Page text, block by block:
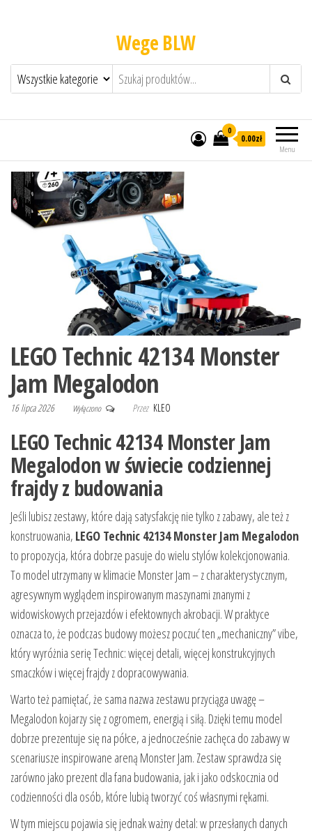
Wege BLW
Menu
0
0.00zł
LEGO Technic 42134 Monster
Jam Megalodon
16 lipca 2026 Wyłączono Przez KLEO
LEGO Technic 42134 Monster Jam
Megalodon w świecie codziennej
frajdy z budowania
Jeśli lubisz zestawy, które dają satysfakcję nie tylko z zabawy, ale też z
konstruowania, LEGO Technic 42134 Monster Jam Megalodon
to propozycja, która dobrze pasuje do wielu stylów kolekcjonowania.
To model utrzymany w klimacie Monster Jam – z charakterystycznym,
agresywnym wyglądem inspirowanym maszynami znanymi z
widowiskowych przejazdów i efektownych akrobacji. W praktyce
oznacza to, że podczas budowy możesz poczuć ten „mechaniczny” vibe,
który wyróżnia serię Technic: więcej detali, więcej konstrukcyjnych
smaczków i więcej frajdy z dopracowywania.
Warto też pamiętać, że sama nazwa zestawu przyciąga uwagę –
Megalodon kojarzy się z ogromem, energią i siłą. Dzięki temu model
dobrze prezentuje się na półce, a jednocześnie zachęca do zabawy w
scenariusze inspirowane areną Monster Jam. Zestaw sprawdza się
zarówno jako prezent dla fana budowania, jak i jako odskocznia od
codzienności dla osób, które lubią tworzyć coś własnymi rękami.
W tym miejscu pojawia się jednak ważny detal: w przesłanych danych